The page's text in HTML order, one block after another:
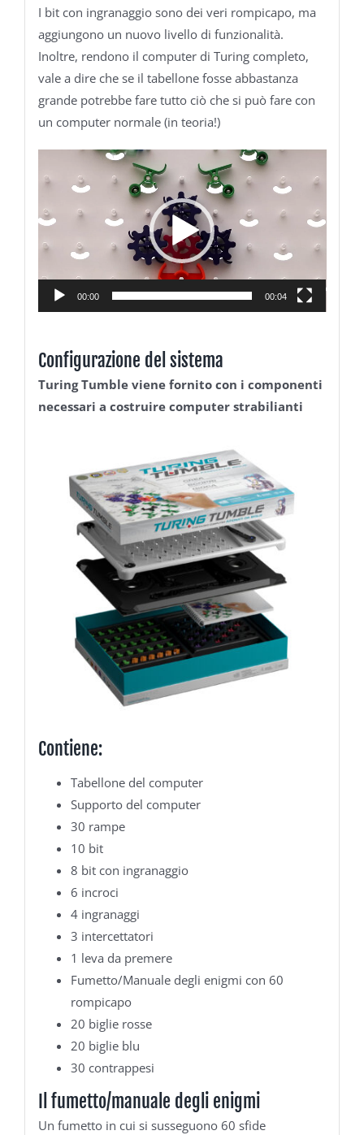
I bit con ingranaggio sono dei veri rompicapo, ma
aggiungono un nuovo livello di funzionalità.
Inoltre, rendono il computer di Turing completo,
vale a dire che se il tabellone fosse abbastanza
grande potrebbe fare tutto ciò che si può fare con
un computer normale (in teoria!)
Player
00:00 00:04
Configurazione del sistema
Turing Tumble viene fornito con i componenti
necessari a costruire computer strabilianti
Contiene:
Tabellone del computer
Supporto del computer
30 rampe
10 bit
8 bit con ingranaggio
6 incroci
4 ingranaggi
3 intercettatori
1 leva da premere
Fumetto/Manuale degli enigmi con 60
rompicapo
20 biglie rosse
20 biglie blu
30 contrappesi
Il fumetto/manuale degli enigmi
Un fumetto in cui si susseguono 60 sfide